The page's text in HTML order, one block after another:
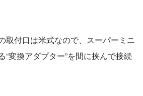
取付口は米式なので、スーパーミニ
“変換アダプター”を間に挟んで接続